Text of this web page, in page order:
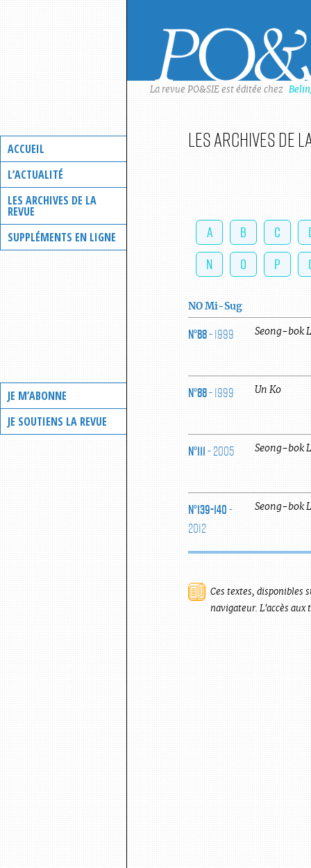
ACCUEIL
L’ACTUALITÉ
LES ARCHIVES DE LA
REVUE
SUPPLÉMENTS EN LIGNE
JE M’ABONNE
JE SOUTIENS LA REVUE
La revue PO&SIE est éditée chez
Les archives de
A B C
N
O P
NO Mi-Sug
N°88- 1999 Seong-bok
N°88- 1999 Un Ko
N°111- 2005 Seong-bok
N°139-140-
2012
Seong-bok
Ces textes, disponibles
navigateur. L'accès aux